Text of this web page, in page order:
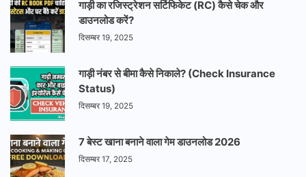
गाड़ी का रजिस्ट्रेशन सर्टिफिकेट (RC) कैसे चेक और
डाउनलोड करें?
दिसम्बर 19, 2025
गाड़ी नंबर से बीमा कैसे निकाले? (Check Insurance
Status)
दिसम्बर 19, 2025
7 बेस्ट खाना बनाने वाला गेम डाउनलोड 2026
दिसम्बर 17, 2025